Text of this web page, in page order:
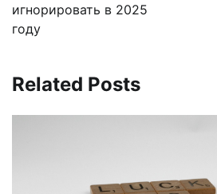
игнорировать в 2025
году
Related Posts